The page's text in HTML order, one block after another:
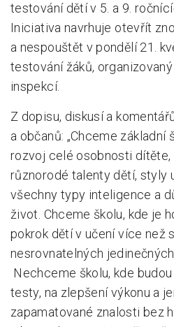
testování dětí v 5. a 9.
Iniciativa navrhuje otevřít
a nespouštět v pondělí 21.
testování žáků,
inspekcí.
Z dopisu, diskusí a
a občanů: „Chceme základní
rozvoj celé osobnosti dítěte,
různorodé talenty dětí, styly
všechny typy inteligence a
život. Chceme školu, kde je
pokrok dětí v učení více než
nesrovnatelných
Nechceme školu, kde
testy, na zlepšení výkonu a
zapamatované znalosti bez